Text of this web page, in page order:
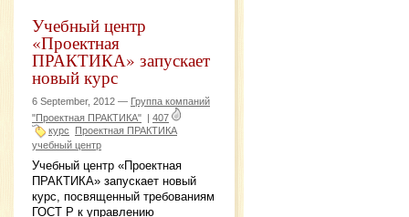
Учебный центр
«Проектная
ПРАКТИКА» запускает
новый курс
6 September, 2012 — Группа компаний
"Проектная ПРАКТИКА" | 407
курс
Проектная ПРАКТИКА
учебный центр
Учебный центр «Проектная
ПРАКТИКА» запускает новый
курс, посвященный требованиям
ГОСТ Р к управлению